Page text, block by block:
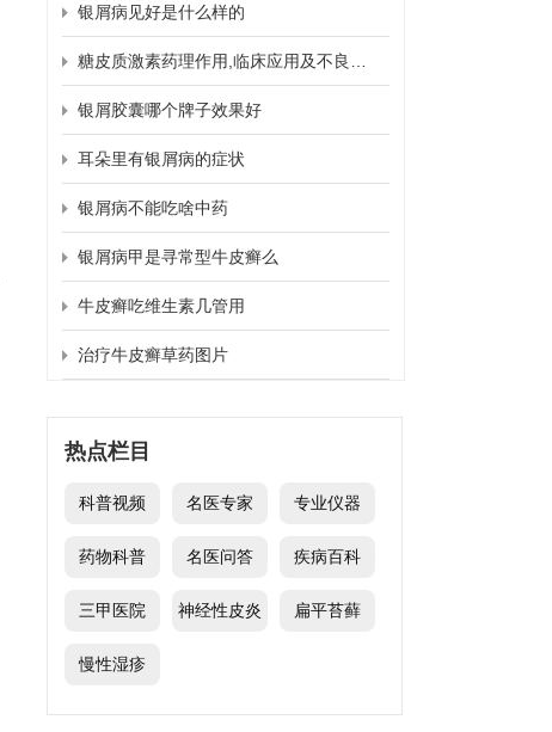
银屑病见好是什么样的
银屑胶囊哪个牌子效果好
耳朵里有银屑病的症状
银屑病不能吃啥中药
银屑病甲是寻常型牛皮癣么
牛皮癣吃维生素几管用
治疗牛皮癣草药图片
热点栏目
科普视频 名医专家 专业仪器
药物科普 名医问答 疾病百科
三甲医院 神经性皮炎 扁平苔藓
慢性湿疹